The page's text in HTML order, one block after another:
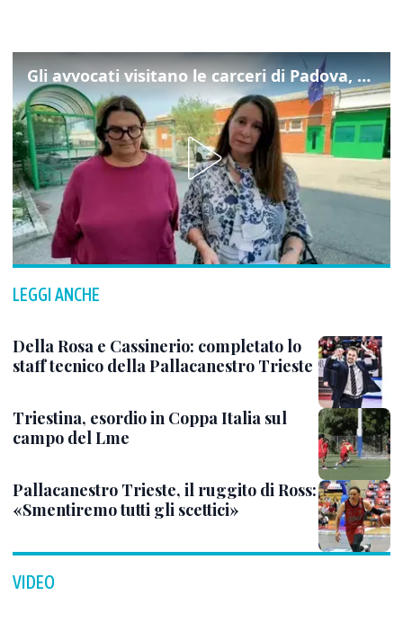
Gli avvocati visitano le carceri di Padova, ecco cosa hanno trovato
LEGGI ANCHE
Della Rosa e Cassinerio: completato lo
staff tecnico della Pallacanestro Trieste
Triestina, esordio in Coppa Italia sul
campo del Lme
Pallacanestro Trieste, il ruggito di Ross:
«Smentiremo tutti gli scettici»
VIDEO